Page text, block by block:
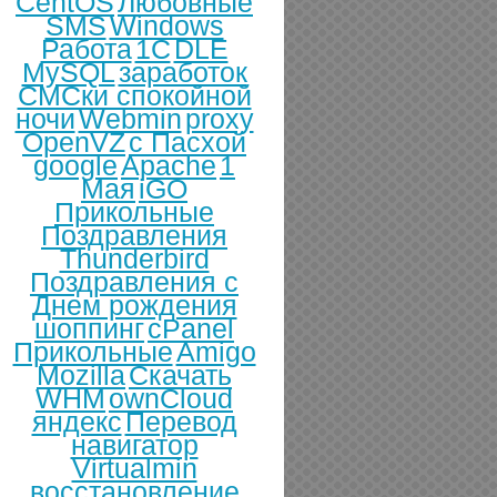
SMSWindows
Работа1СDLE
MySQLзаработок
СМСки спокойной
ночиWebminproxy
OpenVZс Пасхой
googleApache1
МаяiGO
Прикольные
Поздравления
Thunderbird
Поздравления с
Днем рождения
шоппингcPanel
ПрикольныеAmigo
MozillaСкачать
WHMownCloud
яндексПеревод
навигатор
Virtualmin